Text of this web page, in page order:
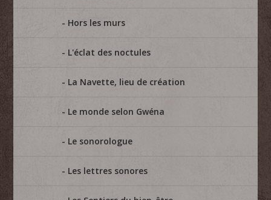
Hors les murs
L'éclat des noctules
La Navette, lieu de création
Le monde selon Gwéna
Le sonorologue
Les lettres sonores